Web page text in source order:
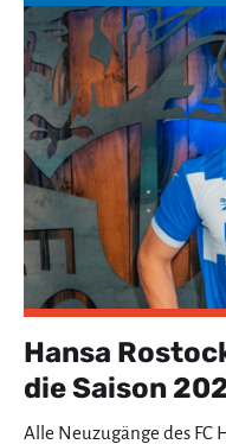
Hansa
die Saison
Alle Neuzugänge des FC